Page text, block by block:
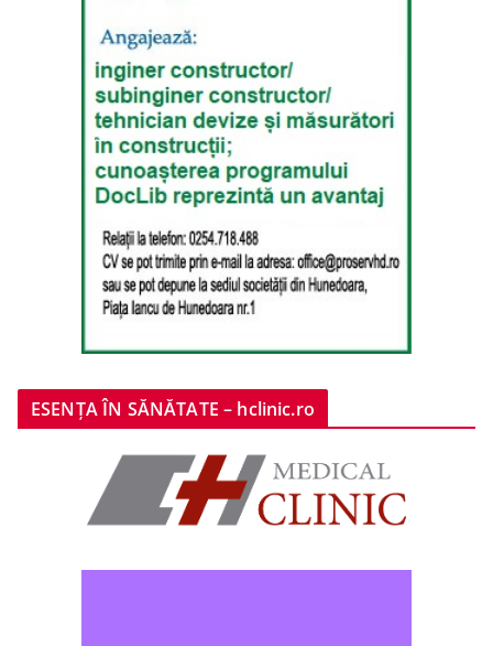
ESENȚA ÎN SĂNĂTATE – hclinic.ro